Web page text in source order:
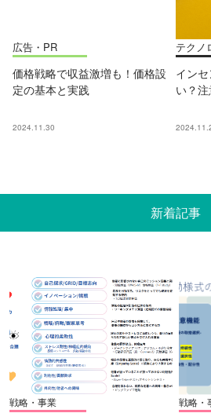
広告・PR
価格戦略で収益激増も！価格設
定の基本と実践
2024.11.30
テクノ
イン
い？
新着記事
戦略・事業 戦略・